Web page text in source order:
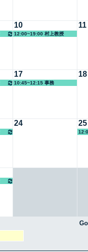
10
12:00~19:00 村上教授
11
17
10:45~12:15 事務
18
24 25